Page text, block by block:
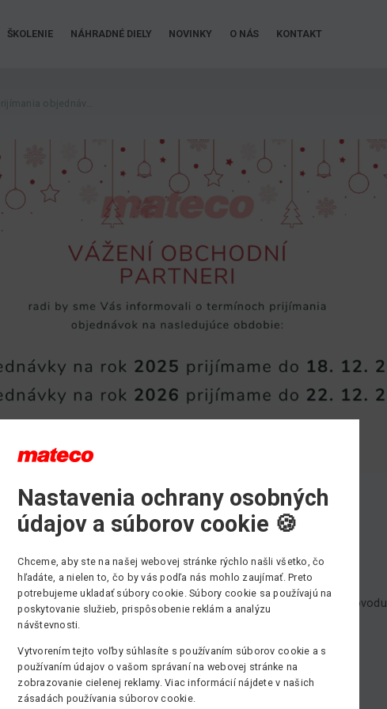
ŠKOLENIE NÁHRADNÉ DIELY NOVINKY O NÁS KONTAKT
o termínoch prijímania
sme informovali všetkých našich zákazníkov a obchodných
o termínoch prijímania objednávok na nasledujúce obdobie. Z dôvodu
plánovania a dodávateľských kapacít je potrebné dodržať
uzávierky:
na rok 2025je možné zadávaťdo 18. 12. 2025
na rok 2026 je možné zadávať do 22. 12. 2025
Nastavenia ochrany osobných
údajov a súborov cookie 🍪
Chceme, aby ste na našej webovej stránke rýchlo našli všetko, čo
hľadáte, a nielen to, čo by vás podľa nás mohlo zaujímať. Preto
potrebujeme ukladať súbory cookie. Súbory cookie sa používajú na
poskytovanie služieb, prispôsobenie reklám a analýzu
návštevnosti.
Vytvorením tejto voľby súhlasíte s používaním súborov cookie a s
používaním údajov o vašom správaní na webovej stránke na
zobrazovanie cielenej reklamy. Viac informácií nájdete v našich
zásadách používania súborov cookie.